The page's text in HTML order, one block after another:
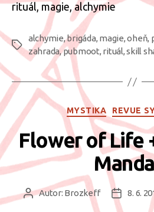
rituál, magie, alchymie
Štítky
alchymie,brigáda, magie,oheň,
zahrada,pubmoot, rituál,skill
MYSTIKA REVUE
Flower of Life
AutorAutor: Brozkeff
Datum
příspěvku
8. 6.